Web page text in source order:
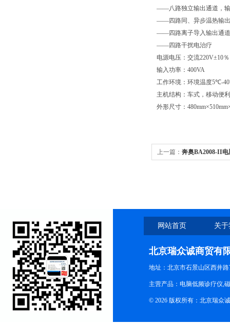
——八路独立输出通道，
——四路同、异步温热输
——四路离子导入输出通道
——四路干扰电治疗
电源电压：交流220V±10
输入功率： 400VA
工作环境：环境温度5℃-40
主机结构：车式，移动便
外形尺寸： 480mm×510mm
上一篇： 奔奥BA2008-II电
网站首页 关
北京瑞众诚商贸有
地址：北京市石景山区西井路
主营产品：电脑低频诊疗仪,
© 2026 版权所有：北京瑞众